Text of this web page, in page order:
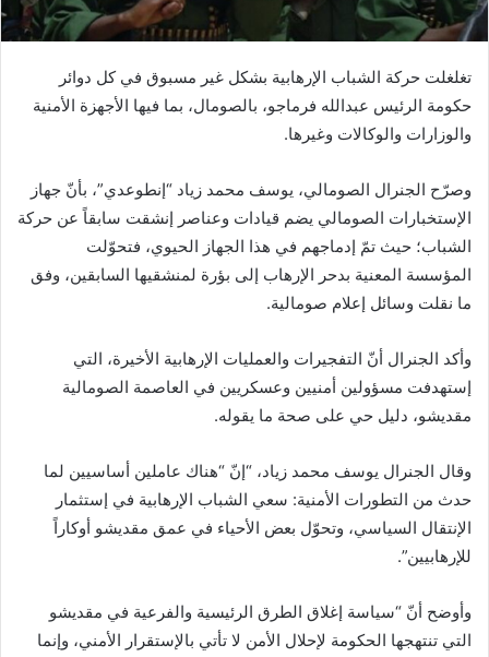
تغلغلت حركة الشباب الإرهابية بشكل غير مسبوق في كل دوائر
حكومة الرئيس عبدالله فرماجو، بالصومال، بما فيها الأجهزة الأمنية
والوزارات والوكالات وغيرها.
وصرّح الجنرال الصومالي، يوسف محمد زياد “إنطوعدي”، بأنّ جهاز
الإستخبارات الصومالي يضم قيادات وعناصر إنشقت سابقاً عن حركة
الشباب؛ حيث تمّ إدماجهم في هذا الجهاز الحيوي، فتحوّلت
المؤسسة المعنية بدحر الإرهاب إلى بؤرة لمنشقيها السابقين، وفق
ما نقلت وسائل إعلام صومالية.
وأكد الجنرال أنّ التفجيرات والعمليات الإرهابية الأخيرة، التي
إستهدفت مسؤولين أمنيين وعسكريين في العاصمة الصومالية
مقديشو، دليل حي على صحة ما يقوله.
وقال الجنرال يوسف محمد زياد، “إنّ “هناك عاملين أساسيين لما
حدث من التطورات الأمنية: سعي الشباب الإرهابية في إستثمار
الإنتقال السياسي، وتحوّل بعض الأحياء في عمق مقديشو أوكاراً
للإرهابيين”.
وأوضح أنّ “سياسة إغلاق الطرق الرئيسية والفرعية في مقديشو
التي تنتهجها الحكومة لإحلال الأمن لا تأتي بالإستقرار الأمني، وإنما